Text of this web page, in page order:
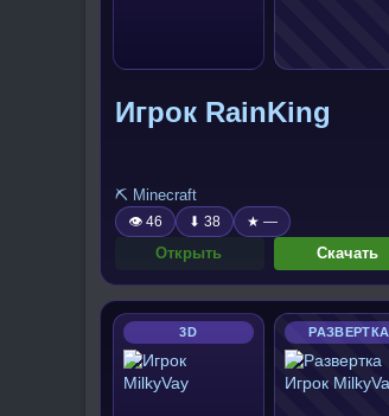
Игрок RainKing
⛏️ Minecraft
👁 46 ⬇ 38 ★ —
Открыть Скачать
3D РАЗВЕРТКА